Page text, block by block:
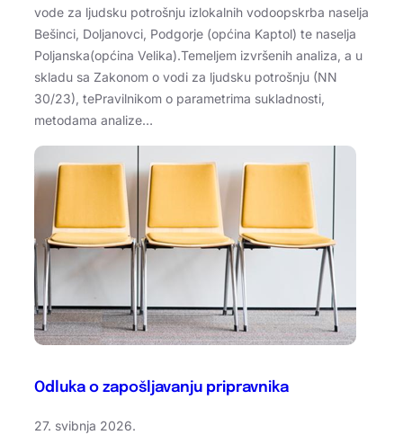
vode za ljudsku potrošnju izlokalnih vodoopskrba naselja
Bešinci, Doljanovci, Podgorje (općina Kaptol) te naselja
Poljanska(općina Velika).Temeljem izvršenih analiza, a u
skladu sa Zakonom o vodi za ljudsku potrošnju (NN
30/23), tePravilnikom o parametrima sukladnosti,
metodama analize…
Odluka o zapošljavanju pripravnika
27. svibnja 2026.